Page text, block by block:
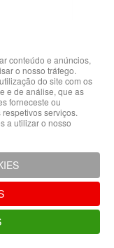
conteúdo e anúncios,
o nosso tráfego.
do site com os
e de análise, que as
forneceste ou
serviços.
a utilizar o nosso